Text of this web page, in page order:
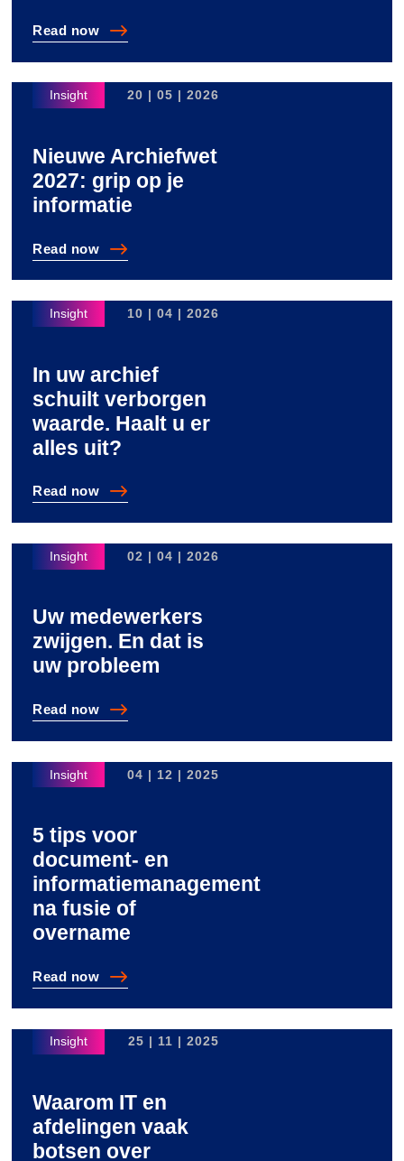
Read now
20 | 05 | 2026
Nieuwe Archiefwet
2027: grip op je
informatie
Read now
10 | 04 | 2026
In uw archief
schuilt verborgen
waarde. Haalt u er
alles uit?
Read now
02 | 04 | 2026
Uw medewerkers
zwijgen. En dat is
uw probleem
Read now
04 | 12 | 2025
5 tips voor
document- en
informatiemanagement
na fusie of
overname
Read now
25 | 11 | 2025
Waarom IT en
afdelingen vaak
botsen over